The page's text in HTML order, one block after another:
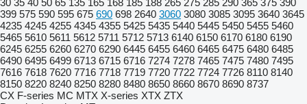
30 35 40 50 65 135 165 168 185 188 265 275 285 290 365 375 390
399 575 590 595 675 690 698 2640 3060 3080 3085 3095 3640 3645
4235 4245 4255 4345 4355 5425 5435 5440 5445 5450 5455 5460
5465 5610 5611 5612 5711 5712 5713 6140 6150 6170 6180 6190
6245 6255 6260 6270 6290 6445 6455 6460 6465 6475 6480 6485
6490 6495 6499 6713 6715 6716 7274 7278 7465 7475 7480 7495
7616 7618 7620 7716 7718 7719 7720 7722 7724 7726 8110 8140
8150 8220 8240 8250 8280 8480 8650 8660 8670 8690 8737
CX F-series MC MTX X-series XTX ZTX